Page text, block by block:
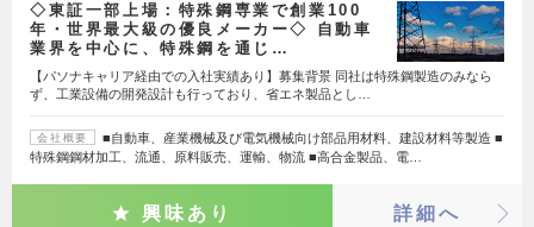
◇東証一部上場：特殊鋼専業で創業100
年・世界最大級の優良メーカー◇ 自動車
業界を中心に、特殊鋼を通じ…
【パソナキャリア経由での入社実績あり】募集背景 同社は特殊鋼製造のみなら
ず、工業設備の開発設計も行っており、省エネ製品とし…
会社概要
■自動車、産業機械及び電気機械向け部品用材料、建設材料等製造 ■
特殊鋼鋼材加工、流通、原料販売、運輸、物流 ■高合金製品、電…
興味あり 詳細へ